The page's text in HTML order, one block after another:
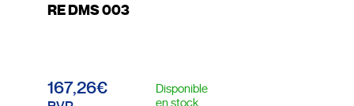
RE DMS 003
167,26€
Disponible
en stock